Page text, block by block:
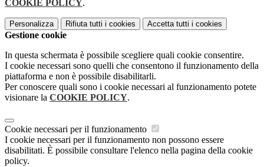
COOKIE POLICY.
Personalizza Rifiuta tutti i cookies Accetta tutti i cookies
Gestione cookie
In questa schermata è possibile scegliere quali cookie consentire.
I cookie necessari sono quelli che consentono il funzionamento della
piattaforma e non è possibile disabilitarli.
Per conoscere quali sono i cookie necessari al funzionamento potete
visionare la COOKIE POLICY.
Cookie necessari per il funzionamento
I cookie necessari per il funzionamento non possono essere
disabilitati. È possibile consultare l'elenco nella pagina della cookie
policy.